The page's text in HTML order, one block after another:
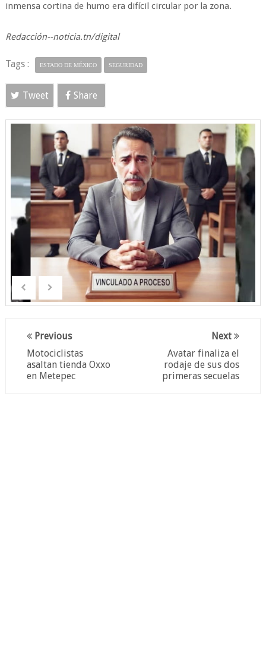
inmensa cortina de humo era difícil circular por la zona.
Redacción--noticia.tn/digital
Tags : ESTADO DE MÉXICO SEGURIDAD
Tweet Share
Next
Avatar finaliza el
rodaje de sus dos
primeras secuelas
Previous
Motociclistas
asaltan tienda Oxxo
en Metepec